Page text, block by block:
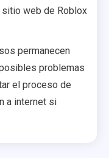
web de Roblox
permanecen
problemas
el proceso de
a internet si